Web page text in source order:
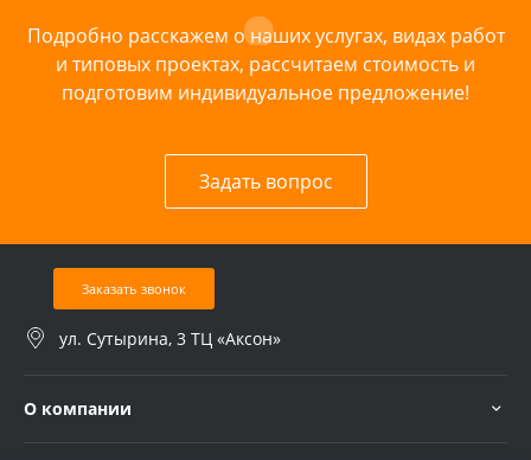
Подробно расскажем о наших услугах, видах работ
и типовых проектах, рассчитаем стоимость и
подготовим индивидуальное предложение!
Задать вопрос
Заказать звонок
ул. Сутырина, 3 ТЦ «Аксон»
О компании